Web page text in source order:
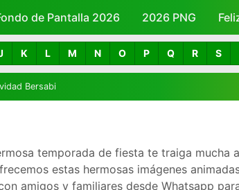
Skip to main content
de Pantalla 2026 2026 PNG
K L M N O P Q R S
Bersabi
temporada de fiesta te traiga
estas hermosas imágenes
amigos y familiares desde Whatsapp